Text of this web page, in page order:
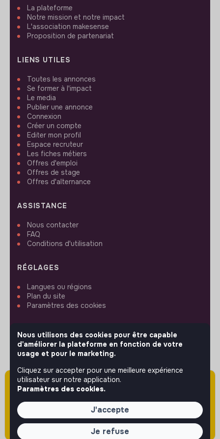
Attention cette annonce a été publiée il y a
plus de 60 jours (le 27/04/2026) et est sans
doute expirée ou non mise à jour.
La plateforme
Notre mission et notre impact
L'association makesense
Proposition de partenariat
LIENS UTILES
Toutes les annonces
Se former à l'impact
Le media
Publier une annonce
Connexion
Créer un compte
Editer mon profil
Espace recruteur
Les fiches métiers
Offres d'emploi
Offres de stage
Offres d'alternance
ASSISTANCE
Nous contacter
FAQ
Conditions d'utilisation
RÉGLAGES
Langues ou régions
Plan du site
Paramètres des cookies
SUIVEZ-NOUS
Nous utilisons des cookies pour être capable
d'améliorer la plateforme en fonction de votre
usage et pour le marketing.
Cliquez sur accepter pour une meilleure expérience
utilisateur sur notre application.
Paramètres des cookies.
J'accepte
Je refuse